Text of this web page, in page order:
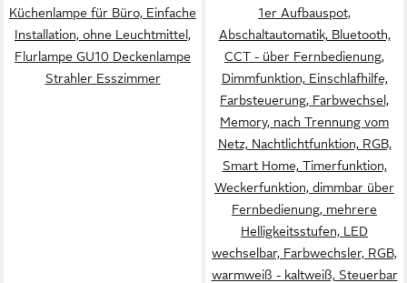
Küchenlampe für Büro, Einfache
Installation, ohne Leuchtmittel,
Flurlampe GU10 Deckenlampe
Strahler Esszimmer
1er Aufbauspot,
Abschaltautomatik, Bluetooth,
CCT - über Fernbedienung,
Dimmfunktion, Einschlafhilfe,
Farbsteuerung, Farbwechsel,
Memory, nach Trennung vom
Netz, Nachtlichtfunktion, RGB,
Smart Home, Timerfunktion,
Weckerfunktion, dimmbar über
Fernbedienung, mehrere
Helligkeitsstufen, LED
wechselbar, Farbwechsler, RGB,
warmweiß - kaltweiß, Steuerbar